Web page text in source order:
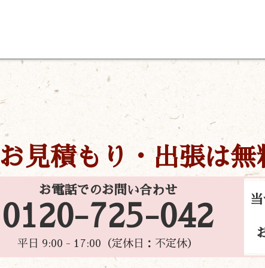
お見積もり・出張は無
お電話でのお問い合わせ
0120-725-042
平日 9:00 - 17:00（定休日：不定休）